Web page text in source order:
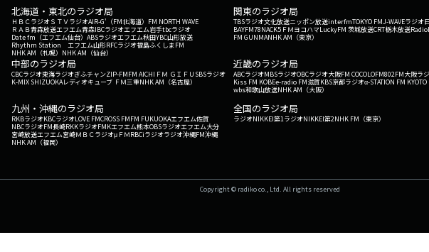
北海道・東北のラジオ局
ＨＢＣラジオＳＴＶラジオAIR-G'（FM北海道） FM NORTH WAVE
ＲＡＢ青森放送エフエム青森IBCラジオエフエム岩手tbcラジオ
Date fm（エフエム仙台） ABSラジオエフエム秋田YBC山形放送
Rhythm Station エフエム山形RFCラジオ福島ふくしまFM
NHK AM（札幌） NHK AM（仙台）
関東のラジオ局
TBSラジオ文化放送ニッポン放送interfmTOKYO FMJ-WAVEラジオ
BAYFM78NACK5 ＦＭヨコハマLuckyFM 茨城放送CRT栃木放送
FM GUNMANHK AM（東京）
中部のラジオ局
CBCラジオ東海ラジオぎふチャンZIP-FMFM AICHI ＦＭ ＧＩＦＵ SBSラジオ
K-MIX SHIZUOKAレディオキューブ ＦＭ三重NHK AM（名古屋）
近畿のラジオ局
ABCラジオMBSラジオOBCラジオ大阪FM COCOLOFM802FM大阪ラ
Kiss FM KOBEe-radio FM滋賀KBS京都ラジオα-STATION FM KYOTO
wbs和歌山放送NHK AM（大阪）
九州・沖縄のラジオ局
RKBラジオKBCラジオLOVE FMCROSS FMFM FUKUOKAエフエム佐賀
NBCラジオFM長崎RKKラジオFMKエフエム熊本OBSラジオエフエム大分
宮崎放送エフエム宮崎ＭＢＣラジオμＦＭRBCiラジオラジオ沖縄FM沖縄
NHK AM（福岡）
全国のラジオ局
ラジオNIKKEI第1ラジオNIKKEI第2NHK FM（東京）
Copyright © radiko co., Ltd. All rights reserved